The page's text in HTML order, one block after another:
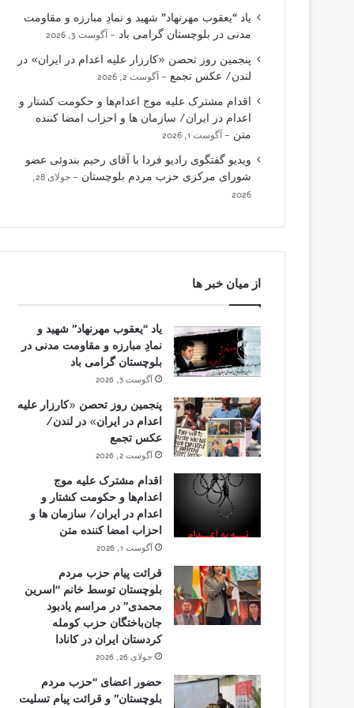
یاد “یعقوب مهرنهاد” شهید و نمادِ مبارزه و مقاومت
مدنی در بلوچستان گرامی باد
آگوست 3, 2026
پنجمین روز تحصن «کارزار علیه اعدام در ایران» در
لندن/ عکس تجمع
آگوست 2, 2026
اقدام مشترک علیه موج اعدام‌ها و حکومت کشتار و
اعدام در ایران/ سازمان ها و احزاب امضا کننده
متن
آگوست 1, 2026
ویدیو گفتگوی رادیو فردا با آقای رحیم بندوئی عضو
شورای مرکزی حزب مردم بلوچستان
جولای 28,
2026
از میان خبر ها
یاد “یعقوب مهرنهاد” شهید و
نمادِ مبارزه و مقاومت مدنی در
بلوچستان گرامی باد
آگوست 3, 2026
پنجمین روز تحصن «کارزار علیه
اعدام در ایران» در لندن/
عکس تجمع
آگوست 2, 2026
اقدام مشترک علیه موج
اعدام‌ها و حکومت کشتار و
اعدام در ایران/ سازمان ها و
احزاب امضا کننده متن
آگوست 1, 2026
قرائت پیام حزب مردم
بلوچستان توسط خانم “اسرین
محمدی” در مراسم یادبود
جان‌باختگان حزب کومله
کردستان ایران در کانادا
جولای 26, 2026
حضور اعضای “حزب مردم
بلوچستان” و قرائت پیام تسلیت